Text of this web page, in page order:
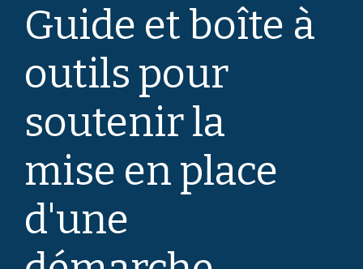
Guide et boîte à
outils pour
soutenir la
mise en place
d'une